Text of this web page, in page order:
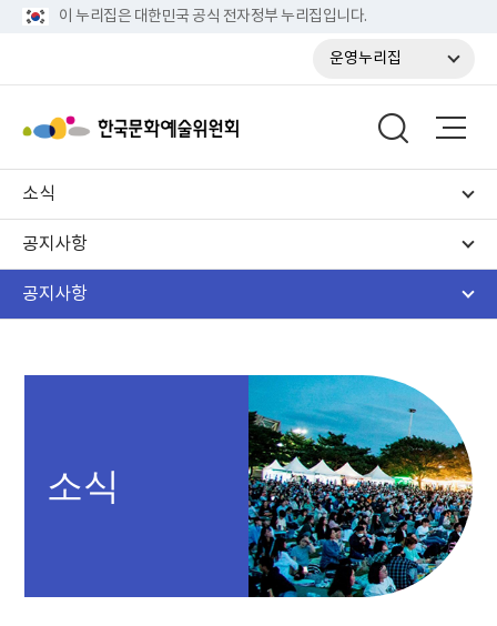
이 누리집은 대한민국 공식 전자정부 누리집입니다.
운영누리집
소식
공지사항
공지사항
소식